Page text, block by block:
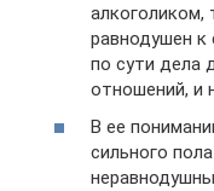
алкоголиком,
равнодушен к
по сути дела
отношений, и
В ее
сильного